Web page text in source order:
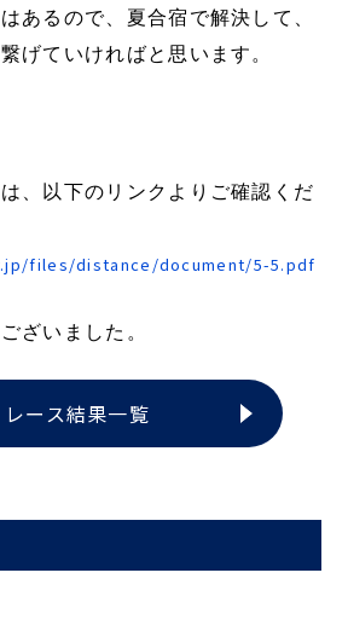
あるので、夏合宿で解決して、
げていければと思います。
、以下のリンクよりご確認くだ
files/distance/document/5-5.pdf
ざいました。
レース結果一覧